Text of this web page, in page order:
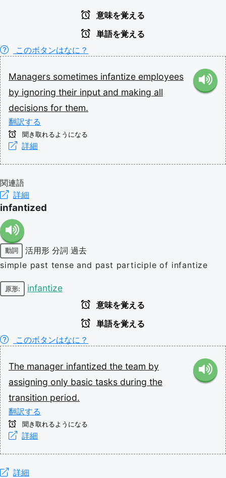
意味を覚える
単語を覚える
このボタンはなに？
Managers sometimes infantize employees
by ignoring their input and making all
decisions for them.
翻訳する
聞き取れるようになる
詳細
関連語
詳細
infantized
動詞 活用形 分詞 過去
simple past tense and past participle of infantize
原形: infantize
意味を覚える
単語を覚える
このボタンはなに？
The manager infantized the team by
assigning only basic tasks during the
transition period.
翻訳する
聞き取れるようになる
詳細
詳細